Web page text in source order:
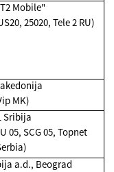
Mobile"
25020, Tele 2 RU)
MK)
Sribija
05, SCG 05, Topnet
a.d., Beograd